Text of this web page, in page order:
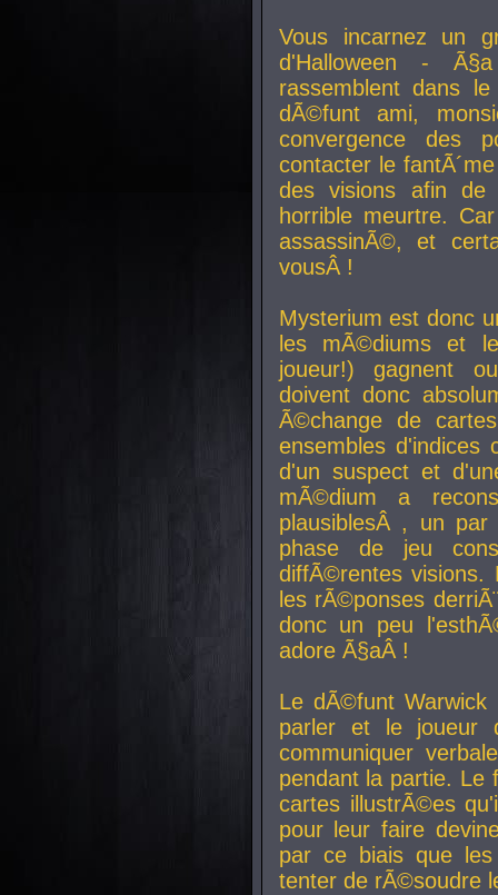
Vous incarnez un
d'Halloween -
rassemblent dans
dÃ©funt ami,
convergence des
contacter le
des visions afin
horrible meurtre.
assassinÃ©, et
vousÂ !
Mysterium est donc
les mÃ©diums et
joueur!) gagnent
doivent donc
Ã©change de
ensembles d'indices
d'un suspect et
mÃ©dium a
plausiblesÂ , un par
phase de jeu
diffÃ©rentes visions.
les rÃ©ponses
donc un peu
adore Ã§aÂ !
Le dÃ©funt Warwick
parler et le joueur
communiquer
pendant la partie. Le
cartes illustrÃ©es
pour leur faire
par ce biais que
tenter de rÃ©soudre